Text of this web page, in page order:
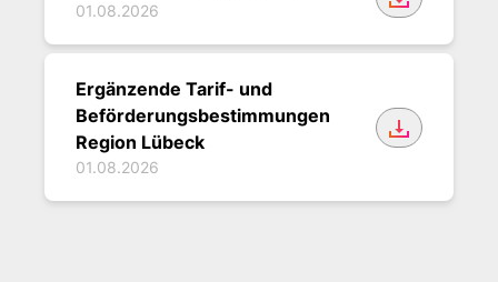
01.08.2026
Ergänzende Tarif- und
Beförderungsbestimmungen
Region Lübeck
01.08.2026